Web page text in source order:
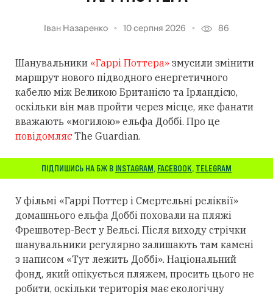
Іван Назаренко 10 серпня 2026 86
Шанувальники «Гаррі Поттера» змусили змінити
маршрут нового підводного енергетичного
кабелю між Великою Британією та Ірландією,
оскільки він мав пройти через місце, яке фанати
вважають «могилою» ельфа Доббі. Про це
повідомляєThe Guardian.
ПІДПИШИСЬ НА БЖ В INSTAGRAM, FACEBOOK, TELEGRAM
У фільмі «Гаррі Поттер і Смертельні реліквії»
домашнього ельфа Доббі поховали на пляжі
Фрешвотер-Вест у Вельсі. Після виходу стрічки
шанувальники регулярно залишають там камені
з написом «Тут лежить Доббі». Національний
фонд, який опікується пляжем, просить цього не
робити, оскільки територія має екологічну